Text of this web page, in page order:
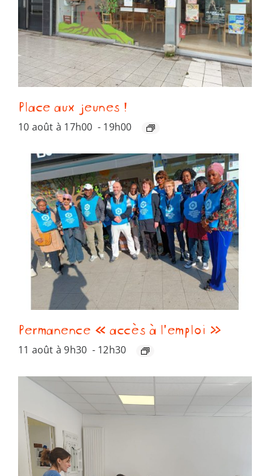
Place aux jeunes !
10 août à 17h00 - 19h00
Permanence « accès à l’emploi »
11 août à 9h30 - 12h30